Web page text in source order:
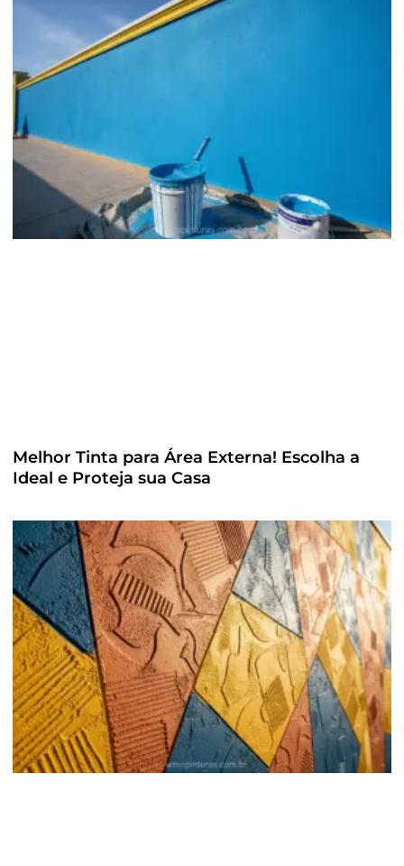
Melhor Tinta para Área Externa! Escolha a
Ideal e Proteja sua Casa